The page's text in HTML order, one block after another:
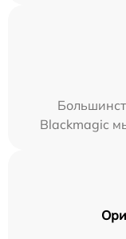
Blackmagic